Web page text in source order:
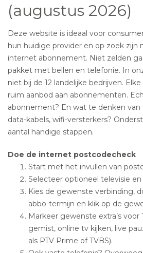
(augustus 2026)
Deze website is ideaal voor
hun huidige provider en op zoek zijn
internet abonnement. Niet zelden
pakket met bellen en telefonie. In
niet bij de 12 landelijke bedrijven.
ruim aanbod aan abonnementen.
abonnement? En wat te denken van
data-kabels, wifi-versterkers?
aantal handige stappen.
Doe de internet postcodecheck
Start met het invullen van
Selecteer optioneel televisie en
Kies de gewenste verbinding,
abbo-termijn en klik op de
Markeer gewenste extra’s voor
gemist, online tv kijken, live
als PTV Prime of TVBS).